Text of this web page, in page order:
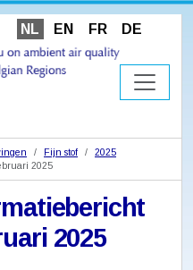
NL EN FR DE
Fijn stof
2025
2025
2025